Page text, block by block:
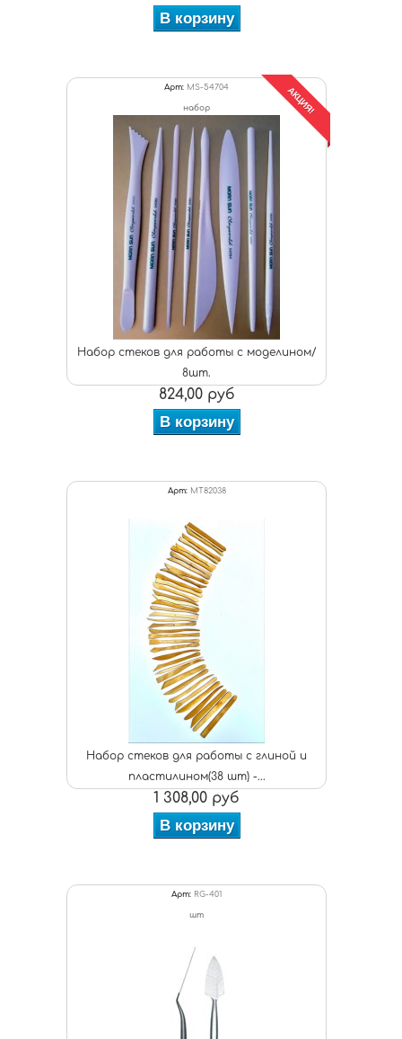
В корзину
Арт: MS-54704
набор
Набор стеков для работы с моделином/
8шт.
АКЦИЯ!
824,00 руб
В корзину
Арт: MT82038
Набор стеков для работы с глиной и
пластилином(38 шт) -...
1 308,00 руб
В корзину
Арт: RG-401
шт